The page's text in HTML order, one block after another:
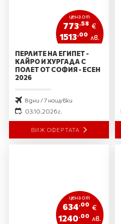
цена от
773 .58 €
1513.00 лв.
ПЕРЛИТЕ НА ЕГИПЕТ -
КАЙРО И ХУРГАДА С
ПОЛЕТ ОТ СОФИЯ - ЕСЕН
2026
8 дни / 7 нощувки
03.10.2026 г.
ВИЖ ОФЕРТАТА
цена от
634.00 €
1240 .00 лв.